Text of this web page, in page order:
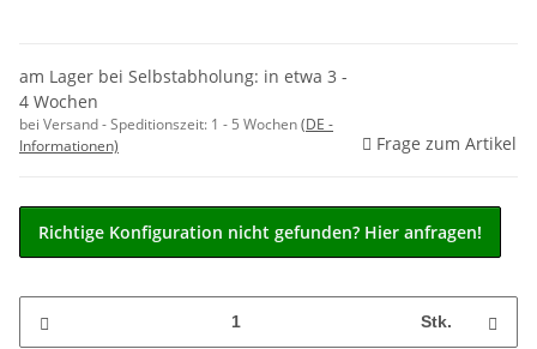
am Lager bei Selbstabholung: in etwa 3 -
4 Wochen
bei Versand - Speditionszeit: 1 - 5 Wochen(DE -
Informationen)
Frage zum Artikel
Richtige Konfiguration nicht gefunden? Hier anfragen!
Stk.